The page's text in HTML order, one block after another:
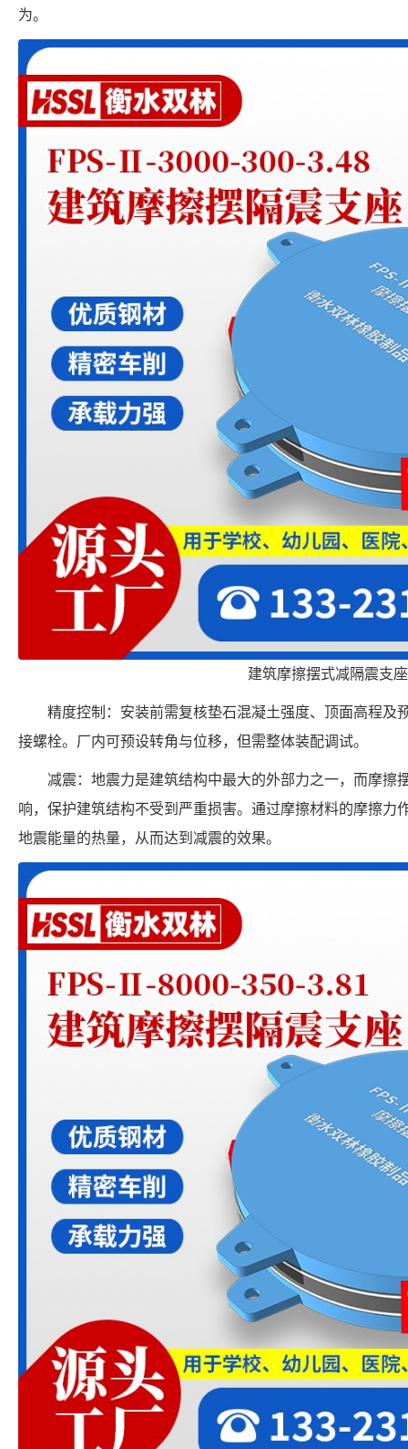
为。
建筑摩擦摆式减隔震支座
精度控制：安装前需复核垫石混凝土强度、顶面高程及
接螺栓。厂内可预设转角与位移，但需整体装配调试。
减震：地震力是建筑结构中最大的外部力之一，而摩擦
响，保护建筑结构不受到严重损害。通过摩擦材料的摩擦力
地震能量的热量，从而达到减震的效果。